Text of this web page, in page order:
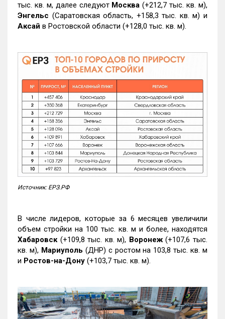
тыс. кв. м, далее следуют Москва (+212,7 тыс. кв. м),
Энгельс (Саратовская область, +158,3 тыс. кв. м) и
Аксай в Ростовской области (+128,0 тыс. кв. м).
Источник: ЕРЗ.РФ
В числе лидеров, которые за 6 месяцев увеличили
объем стройки на 100 тыс. кв. м и более, находятся
Хабаровск (+109,8 тыс. кв. м), Воронеж(+107,6 тыс.
кв. м), Мариуполь (ДНР) с ростом на 103,8 тыс. кв. м
и Ростов-на-Дону (+103,7 тыс. кв. м).